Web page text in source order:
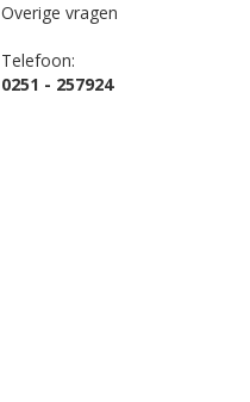
Overige vragen
Telefoon:
0251 - 257924